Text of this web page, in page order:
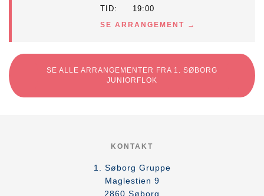
TID
19:00
SE ARRANGEMENT
SE ALLE ARRANGEMENTER FRA 1. SØBORG
JUNIORFLOK
KONTAKT
1. Søborg Gruppe
Maglestien 9
2860 Søborg